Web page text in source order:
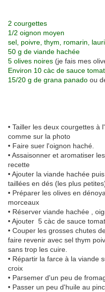
2 courgettes
1/2 oignon moyen
sel, poivre, thym, romarin,
50 g de viande hachée
5 olives noires (je fais mes
Environ 10 càc de sauce
15/20 g de grana panado ou
• Tailler les deux courgettes à
comme sur la photo
• Faire suer l'oignon haché.
• Assaisonner et aromatiser
recette
• Ajouter la viande hachée
taillées en dés (les plus
• Préparer les olives en
morceaux
• Réserver viande hachée ,
• Ajouter 5 càc de sauce
• Couper les grosses chutes
faire revenir avec sel thym
sans trop les cuire.
• Répartir la farce à la viande
croix
• Parsemer d'un peu de
• Passer un peu d'huile au